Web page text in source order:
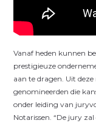
Vanaf heden kunnen
prestigieuze
aan te dragen. Uit
genomineerden die
onder leiding van
Notarissen. “De jury